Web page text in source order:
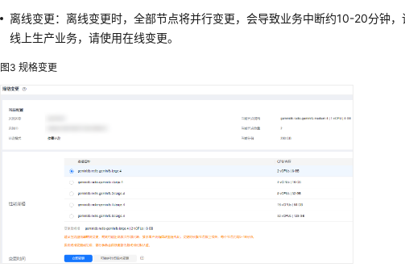
离线变更：离线变更时，全部节点将并行变更，会导致业务中断约10-20分钟
线上生产业务，请使用在线变更。
图3规格变更